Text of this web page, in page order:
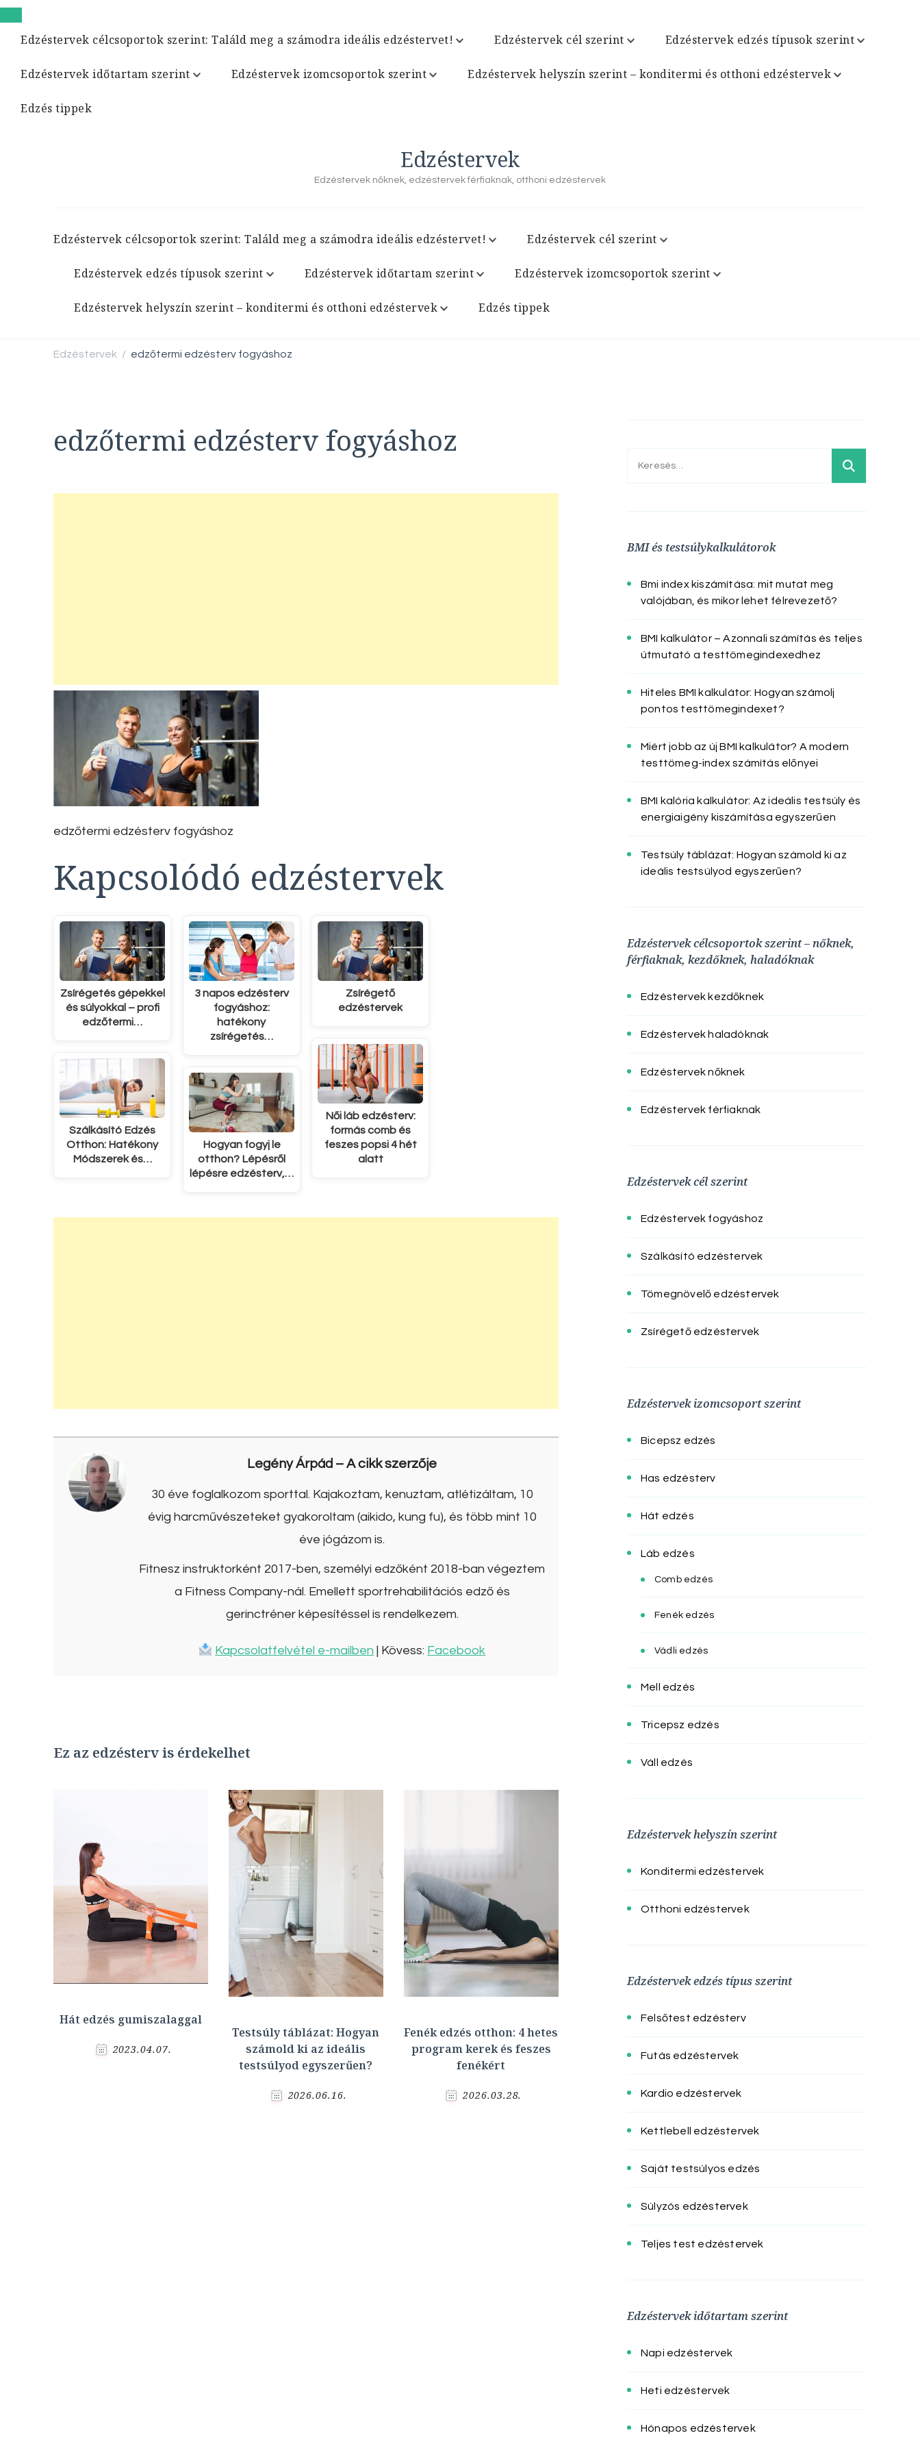
Edzéstervek célcsoportok szerint: Találd meg a számodra ideális edzéstervet! Edzéstervek cél szerint Edzéstervek edzés típusok szerint
Edzéstervek időtartam szerint Edzéstervek izomcsoportok szerint Edzéstervek helyszín szerint – konditermi és otthoni edzéstervek
Edzés tippek
Edzéstervek
Edzéstervek nőknek, edzéstervek férfiaknak, otthoni edzéstervek
Edzéstervek célcsoportok szerint: Találd meg a számodra ideális edzéstervet! Edzéstervek cél szerint
Edzéstervek edzés típusok szerint Edzéstervek időtartam szerint Edzéstervek izomcsoportok szerint
Edzéstervek helyszín szerint – konditermi és otthoni edzéstervek Edzés tippek
Edzéstervek / edzőtermi edzésterv fogyáshoz
edzőtermi edzésterv fogyáshoz
edzőtermi edzésterv fogyáshoz
Kapcsolódó edzéstervek
Zsírégetés gépekkel
és súlyokkal – profi
edzőtermi…
Szálkásító Edzés
Otthon: Hatékony
Módszerek és…
3 napos edzésterv
fogyáshoz:
hatékony
zsírégetés…
Hogyan fogyj le
otthon? Lépésről
lépésre edzésterv,…
Zsírégető
edzéstervek
Női láb edzésterv:
formás comb és
feszes popsi 4 hét
alatt
Legény Árpád – A cikk szerzője
30 éve foglalkozom sporttal. Kajakoztam, kenuztam, atlétizáltam, 10
évig harcművészeteket gyakoroltam (aikido, kung fu), és több mint 10
éve jógázom is.
Fitnesz instruktorként 2017-ben, személyi edzőként 2018-ban végeztem
a Fitness Company-nál. Emellett sportrehabilitációs edző és
gerinctréner képesítéssel is rendelkezem.
Kapcsolatfelvétel e-mailben | Kövess: Facebook
Ez az edzésterv is érdekelhet
Hát edzés gumiszalaggal
2023.04.07.
Testsúly táblázat: Hogyan
számold ki az ideális
testsúlyod egyszerűen?
2026.06.16.
Fenék edzés otthon: 4 hetes
program kerek és feszes
fenékért
2026.03.28.
Keresés:
BMI és testsúlykalkulátorok
Bmi index kiszámítása: mit mutat meg
valójában, és mikor lehet félrevezető?
BMI kalkulátor – Azonnali számítás és teljes
útmutató a testtömegindexedhez
Hiteles BMI kalkulátor: Hogyan számolj
pontos testtömegindexet?
Miért jobb az új BMI kalkulátor? A modern
testtömeg-index számítás előnyei
BMI kalória kalkulátor: Az ideális testsúly és
energiaigény kiszámítása egyszerűen
Testsúly táblázat: Hogyan számold ki az
ideális testsúlyod egyszerűen?
Edzéstervek célcsoportok szerint – nőknek,
férfiaknak, kezdőknek, haladóknak
Edzéstervek kezdőknek
Edzéstervek haladóknak
Edzéstervek nőknek
Edzéstervek férfiaknak
Edzéstervek cél szerint
Edzéstervek fogyáshoz
Szálkásító edzéstervek
Tömegnövelő edzéstervek
Zsírégető edzéstervek
Edzéstervek izomcsoport szerint
Bicepsz edzés
Has edzésterv
Hát edzés
Láb edzés
Comb edzés
Fenék edzés
Vádli edzés
Mell edzés
Tricepsz edzés
Váll edzés
Edzéstervek helyszín szerint
Konditermi edzéstervek
Otthoni edzéstervek
Edzéstervek edzés típus szerint
Felsőtest edzésterv
Futás edzéstervek
Kardio edzéstervek
Kettlebell edzéstervek
Saját testsúlyos edzés
Súlyzós edzéstervek
Teljes test edzéstervek
Edzéstervek időtartam szerint
Napi edzéstervek
Heti edzéstervek
Hónapos edzéstervek